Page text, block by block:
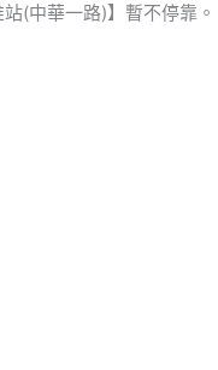
(中華一路)】暫不停靠。